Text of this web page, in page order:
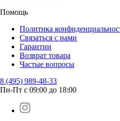
Помощь
Политика
Связаться с нами
Гарантии
Возврат товара
Частые вопросы
8 (495) 989-48-33
Пн-Пт с 09:00 до 18:00